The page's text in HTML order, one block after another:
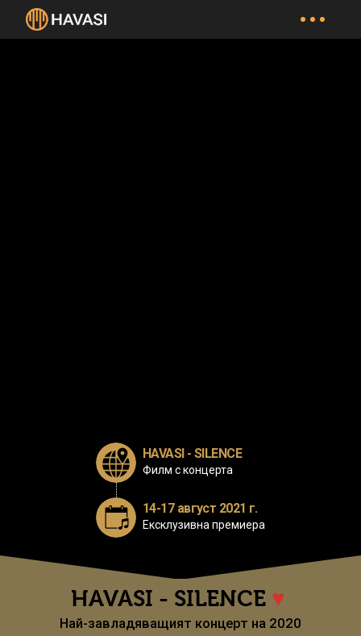
HAVASI - SILENCE
Филм с концерта
14-17 август 2021 г.
Ексклузивна премиера
HAVASI - SILENCE♥
Най-завладяващият концерт на 2020